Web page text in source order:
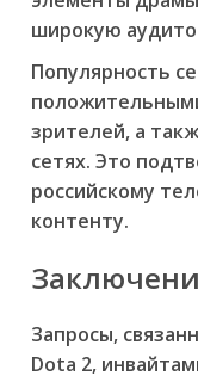
широкую
Популярность
зрителей, а
сетях. Это
российскому
контенту.
Запросы,
Dota 2,